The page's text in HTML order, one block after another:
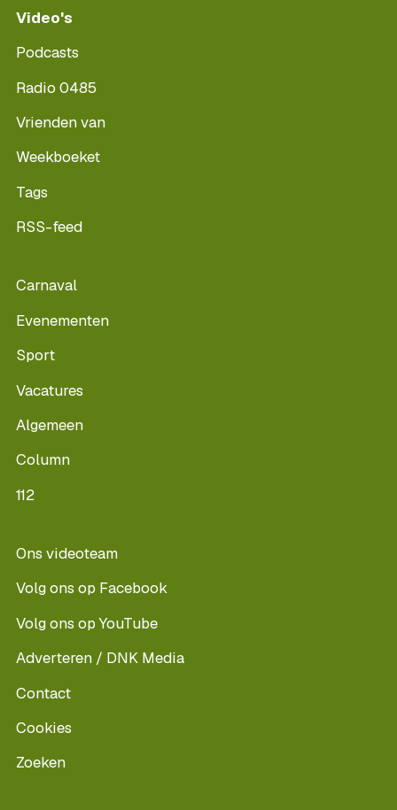
Video's
Podcasts
Radio 0485
Vrienden van
Weekboeket
Tags
RSS-feed
Carnaval
Evenementen
Sport
Vacatures
Algemeen
Column
112
Ons videoteam
Volg ons op Facebook
Volg ons op YouTube
Adverteren / DNK Media
Contact
Cookies
Zoeken